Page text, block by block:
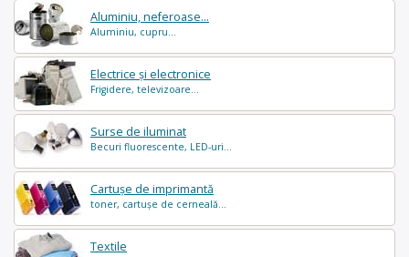
Aluminiu, neferoase...
Aluminiu, cupru...
Electrice și electronice
Frigidere, televizoare...
Surse de iluminat
Becuri fluorescente, LED-uri...
Cartușe de imprimantă
toner, cartușe de cerneală...
Textile